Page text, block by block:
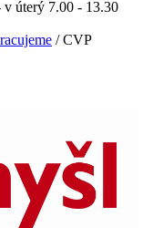
v úterý 7.00 - 13.30
/ CVP